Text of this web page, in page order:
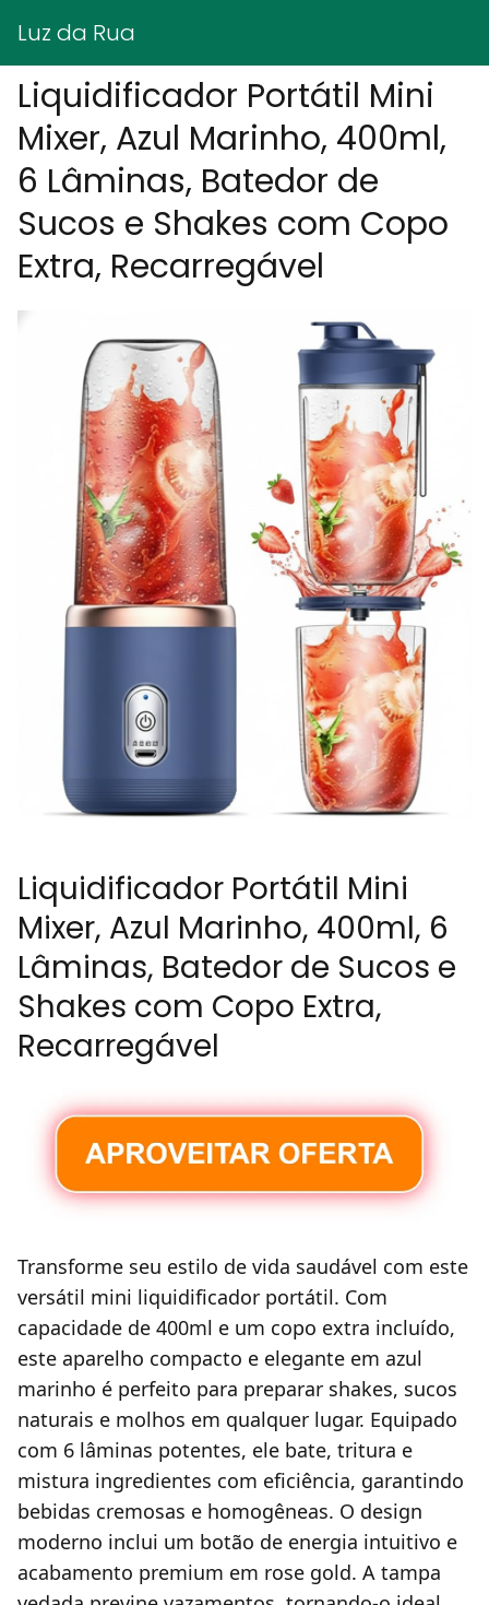
Luz da Rua
Liquidificador Portátil Mini
Mixer, Azul Marinho, 400ml,
6 Lâminas, Batedor de
Sucos e Shakes com Copo
Extra, Recarregável
Liquidificador Portátil Mini
Mixer, Azul Marinho, 400ml, 6
Lâminas, Batedor de Sucos e
Shakes com Copo Extra,
Recarregável
Transforme seu estilo de vida saudável com este
versátil mini liquidificador portátil. Com
capacidade de 400ml e um copo extra incluído,
este aparelho compacto e elegante em azul
marinho é perfeito para preparar shakes, sucos
naturais e molhos em qualquer lugar. Equipado
com 6 lâminas potentes, ele bate, tritura e
mistura ingredientes com eficiência, garantindo
bebidas cremosas e homogêneas. O design
moderno inclui um botão de energia intuitivo e
acabamento premium em rose gold. A tampa